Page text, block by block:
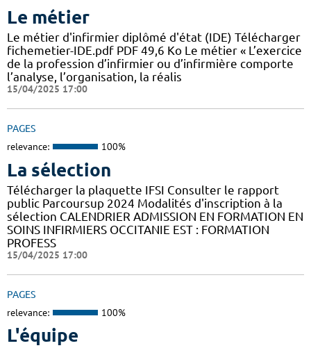
Le métier
Le métier d'infirmier diplômé d'état (IDE) Télécharger
fichemetier-IDE.pdf PDF 49,6 Ko Le métier « L’exercice
de la profession d’infirmier ou d’infirmière comporte
l’analyse, l’organisation, la réalis
15/04/2025 17:00
PAGES
relevance: 100%
La sélection
Télécharger la plaquette IFSI Consulter le rapport
public Parcoursup 2024 Modalités d'inscription à la
sélection CALENDRIER ADMISSION EN FORMATION EN
SOINS INFIRMIERS OCCITANIE EST : FORMATION
PROFESS
15/04/2025 17:00
PAGES
relevance: 100%
L'équipe